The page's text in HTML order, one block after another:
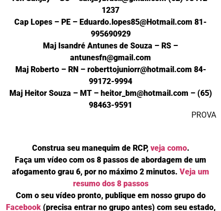
1237
Cap Lopes – PE – Eduardo.lopes85@Hotmail.com 81-
995690929
Maj Isandré Antunes de Souza – RS –
antunesfn@gmail.com
Maj Roberto – RN – roberttojuniorr@hotmail.com 84-
99172-9994
Maj Heitor Souza – MT – heitor_bm@hotmail.com – (65)
98463-9591
PROVA
Construa seu manequim de RCP, veja como.
Faça um vídeo com os 8 passos de abordagem de um
afogamento grau 6, por no máximo 2 minutos. Veja um
resumo dos 8 passos
Com o seu vídeo pronto, publique em nosso grupo do
Facebook(precisa entrar no grupo antes) com seu estado,